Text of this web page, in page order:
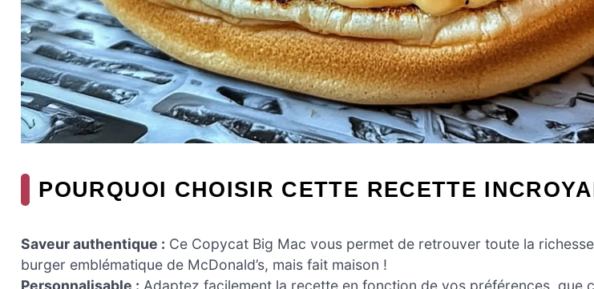
POURQUOI CHOISIR CETTE RECETTE
Saveur authentique : Ce Copycat Big Mac vous permet de retrouver toute la
burger emblématique de McDonald’s, mais fait maison !